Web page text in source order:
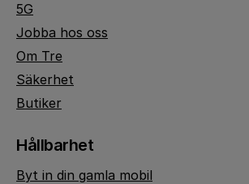
5G
Jobba hos oss
Om Tre
Säkerhet
Butiker
Hållbarhet
Byt in din gamla mobil